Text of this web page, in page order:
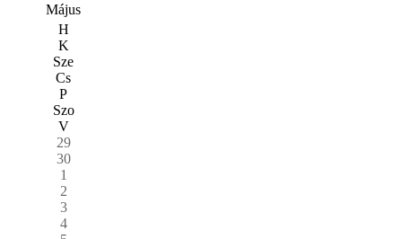
Május
H
K
Sze
Cs
P
Szo
V
29
30
1
2
3
4